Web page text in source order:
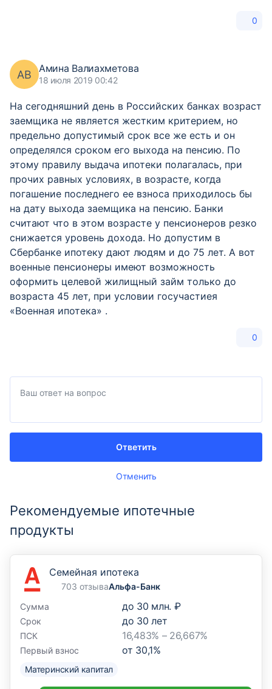
0
АВ Амина Валиахметова
18 июля 2019 00:42
На сегодняшний день в Российских банках возраст
заемщика не является жестким критерием, но
предельно допустимый срок все же есть и он
определялся сроком его выхода на пенсию. По
этому правилу выдача ипотеки полагалась, при
прочих равных условиях, в возрасте, когда
погашение последнего ее взноса приходилось бы
на дату выхода заемщика на пенсию. Банки
считают что в этом возрасте у пенсионеров резко
снижается уровень дохода. Но допустим в
Сбербанке ипотеку дают людям и до 75 лет. А вот
военные пенсионеры имеют возможность
оформить целевой жилищный займ только до
возраста 45 лет, при условии госучастиея
«Военная ипотека» .
0
Отменить
Ответить
Рекомендуемые ипотечные
продукты
Семейная ипотека
703 отзываАльфа-Банк
Сумма
до 30 млн. ₽
Срок до 30 лет
ПСК 16,483% – 26,667%
Первый взнос от 30,1%
Материнский капитал